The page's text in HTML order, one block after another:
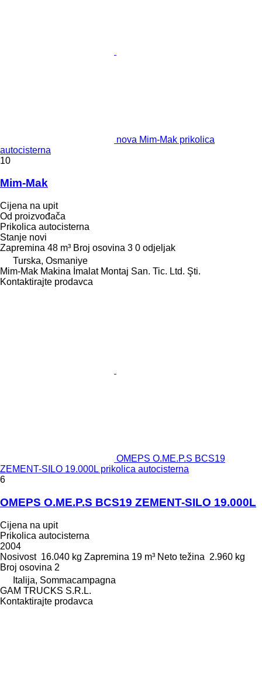
nova Mim-Mak prikolica
autocisterna
10
Mim-Mak
Cijena na upit
Od proizvođača
Prikolica autocisterna
Stanje novi
Zapremina 48 m³ Broj osovina 3 0 odjeljak
Turska, Osmaniye
Mim-Mak Makina İmalat Montaj San. Tic. Ltd. Şti.
Kontaktirajte prodavca
OMEPS O.ME.P.S BCS19
ZEMENT-SILO 19.000L prikolica autocisterna
6
OMEPS O.ME.P.S BCS19 ZEMENT-SILO 19.000L
Cijena na upit
Prikolica autocisterna
2004
Nosivost 16.040 kg Zapremina 19 m³ Neto težina 2.960 kg
Broj osovina 2
Italija, Sommacampagna
GAM TRUCKS S.R.L.
Kontaktirajte prodavca